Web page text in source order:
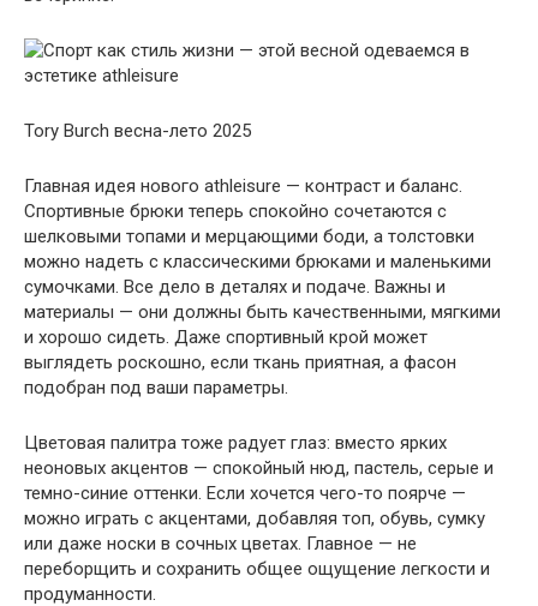
Tory Burch весна-лето 2025
Главная идея нового athleisure — контраст и баланс.
Спортивные брюки теперь спокойно сочетаются с
шелковыми топами и мерцающими боди, а толстовки
можно надеть с классическими брюками и маленькими
сумочками. Все дело в деталях и подаче. Важны и
материалы — они должны быть качественными, мягкими
и хорошо сидеть. Даже спортивный крой может
выглядеть роскошно, если ткань приятная, а фасон
подобран под ваши параметры.
Цветовая палитра тоже радует глаз: вместо ярких
неоновых акцентов — спокойный нюд, пастель, серые и
темно-синие оттенки. Если хочется чего-то поярче —
можно играть с акцентами, добавляя топ, обувь, сумку
или даже носки в сочных цветах. Главное — не
переборщить и сохранить общее ощущение легкости и
продуманности.